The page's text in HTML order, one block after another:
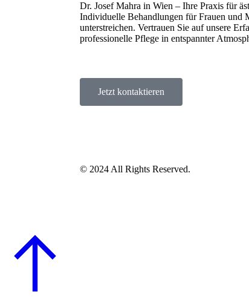
Dr. Josef Mahra in Wien – Ihre Praxis für
Individuelle Behandlungen für Frauen und
unterstreichen. Vertrauen Sie auf unsere
professionelle Pflege in entspannter
Jetzt kontaktieren
© 2024 All Rights Reserved.